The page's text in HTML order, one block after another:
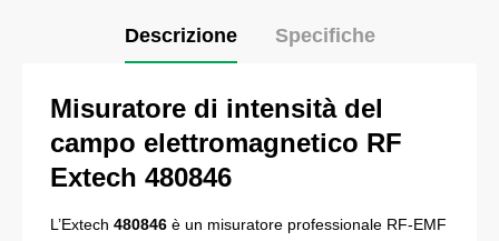
Descrizione Specifiche
Misuratore di intensità del
campo elettromagnetico RF
Extech 480846
L’Extech 480846 è un misuratore professionale RF-EMF